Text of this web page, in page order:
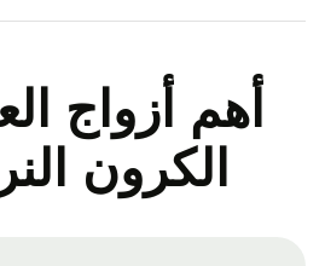
أهم أزواج
الكرون